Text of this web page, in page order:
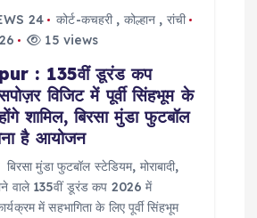
24 कोर्ट-कचहरी, कोल्हान , रांची
15 views
: 135वीं डूरंड कप
विजिट में पूर्वी सिंहभूम के
शामिल, बिरसा मुंडा फुटबॉल
है आयोजन
मुंडा फुटबॉल स्टेडियम, मोराबादी,
वाले 135वीं डूरंड कप 2026 में
में सहभागिता के लिए पूर्वी सिंहभूम